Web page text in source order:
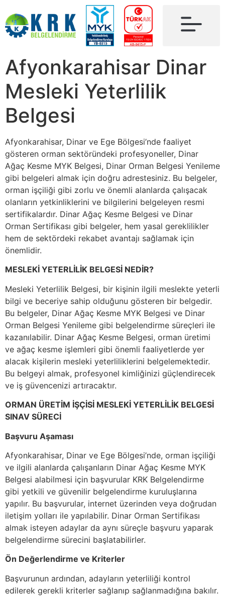
Afyonkarahisar Dinar
Mesleki Yeterlilik
Belgesi
Afyonkarahisar, Dinar ve Ege Bölgesi’nde faaliyet
gösteren orman sektöründeki profesyoneller, Dinar
Ağaç Kesme MYK Belgesi, Dinar Orman Belgesi Yenileme
gibi belgeleri almak için doğru adrestesiniz. Bu belgeler,
orman işçiliği gibi zorlu ve önemli alanlarda çalışacak
olanların yetkinliklerini ve bilgilerini belgeleyen resmi
sertifikalardır. Dinar Ağaç Kesme Belgesi ve Dinar
Orman Sertifikası gibi belgeler, hem yasal gereklilikler
hem de sektördeki rekabet avantajı sağlamak için
önemlidir.
MESLEKİ YETERLİLİK BELGESİ NEDİR?
Mesleki Yeterlilik Belgesi, bir kişinin ilgili meslekte yeterli
bilgi ve beceriye sahip olduğunu gösteren bir belgedir.
Bu belgeler, Dinar Ağaç Kesme MYK Belgesi ve Dinar
Orman Belgesi Yenileme gibi belgelendirme süreçleri ile
kazanılabilir. Dinar Ağaç Kesme Belgesi, orman üretimi
ve ağaç kesme işlemleri gibi önemli faaliyetlerde yer
alacak kişilerin mesleki yeterliliklerini belgelemektedir.
Bu belgeyi almak, profesyonel kimliğinizi güçlendirecek
ve iş güvencenizi artıracaktır.
ORMAN ÜRETİM İŞÇİSİ MESLEKİ YETERLİLİK BELGESİ
SINAV SÜRECİ
Başvuru Aşaması
Afyonkarahisar, Dinar ve Ege Bölgesi’nde, orman işçiliği
ve ilgili alanlarda çalışanların Dinar Ağaç Kesme MYK
Belgesi alabilmesi için başvurular KRK Belgelendirme
gibi yetkili ve güvenilir belgelendirme kuruluşlarına
yapılır. Bu başvurular, internet üzerinden veya doğrudan
iletişim yolları ile yapılabilir. Dinar Orman Sertifikası
almak isteyen adaylar da aynı süreçle başvuru yaparak
belgelendirme sürecini başlatabilirler.
Ön Değerlendirme ve Kriterler
Başvurunun ardından, adayların yeterliliği kontrol
edilerek gerekli kriterler sağlanıp sağlanmadığına bakılır.